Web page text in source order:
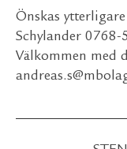
Önskas
Schylander 0768-
Välkommen med